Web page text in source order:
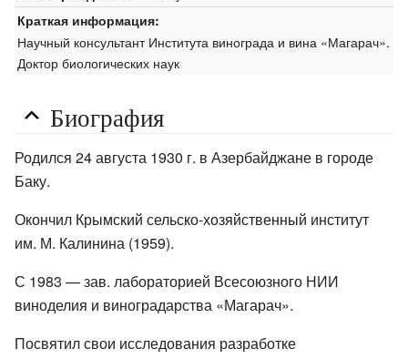
Краткая информация:
Научный консультант Института винограда и вина «Магарач».
Доктор биологических наук
Биография
Родился 24 августа 1930 г. в Азербайджане в городе
Баку.
Окончил Крымский сельско-хозяйственный институт
им. М. Калинина (1959).
С 1983 — зав. лабораторией Всесоюзного НИИ
виноделия и виноградарства «Магарач».
Посвятил свои исследования разработке